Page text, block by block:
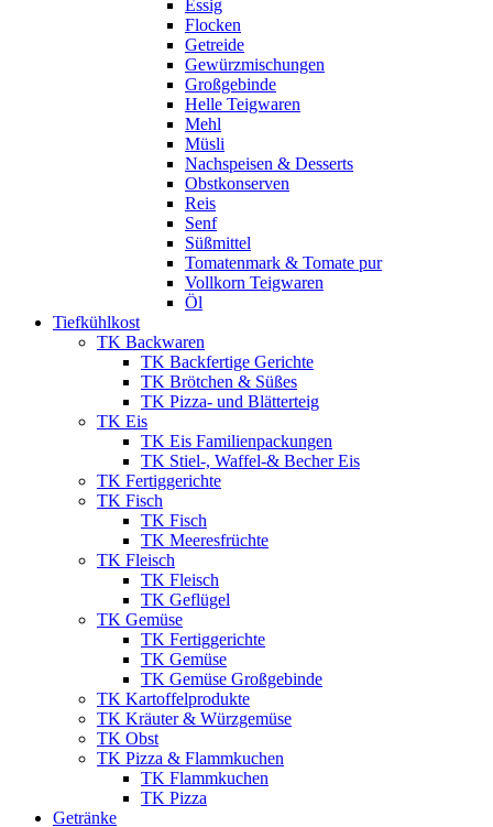
Essig
Flocken
Getreide
Gewürzmischungen
Großgebinde
Helle Teigwaren
Mehl
Müsli
Nachspeisen & Desserts
Obstkonserven
Reis
Senf
Süßmittel
Tomatenmark & Tomate pur
Vollkorn Teigwaren
Öl
Tiefkühlkost
TK Backwaren
TK Backfertige Gerichte
TK Brötchen & Süßes
TK Pizza- und Blätterteig
TK Eis
TK Eis Familienpackungen
TK Stiel-, Waffel-& Becher Eis
TK Fertiggerichte
TK Fisch
TK Fisch
TK Meeresfrüchte
TK Fleisch
TK Fleisch
TK Geflügel
TK Gemüse
TK Fertiggerichte
TK Gemüse
TK Gemüse Großgebinde
TK Kartoffelprodukte
TK Kräuter & Würzgemüse
TK Obst
TK Pizza & Flammkuchen
TK Flammkuchen
TK Pizza
Getränke